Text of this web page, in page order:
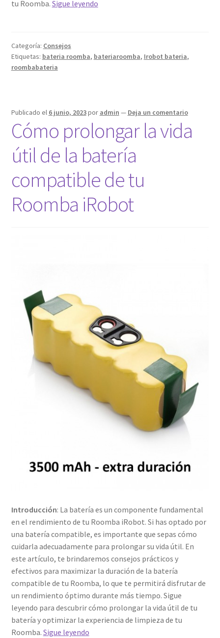
tu Roomba. Sigue leyendoLos
carga
de
tu
Roomba
con
una
batería
compatible
Categoría: Consejos
Etiquetas: bateria roomba, bateriaroomba, Irobot bateria,
roombabateria
Publicado el 6 junio, 2023por admin — Deja un comentario
Cómo prolongar la vida
útil de la batería
compatible de tu
Roomba iRobot
Introducción: La batería es un componente fundamental
en el rendimiento de tu Roomba iRobot. Si has optado por
una batería compatible, es importante que sepas cómo
cuidarla adecuadamente para prolongar su vida útil. En
este artículo, te brindaremos consejos prácticos y
efectivos para maximizar la duración de la batería
compatible de tu Roomba, lo que te permitirá disfrutar de
un rendimiento óptimo durante más tiempo. Sigue
leyendo para descubrir cómo prolongar la vida útil de tu
batería y optimizar la experiencia de limpieza de tu
Roomba. Sigue leyendoCómo